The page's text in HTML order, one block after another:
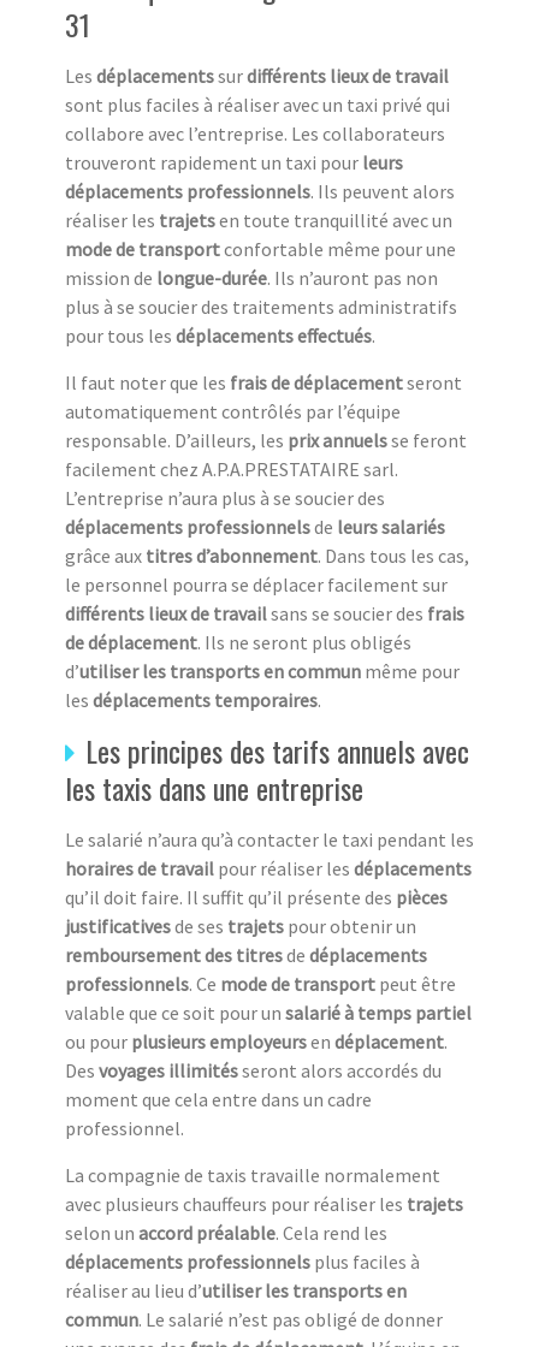
31
Les déplacementssurdifférents lieux de travail
sont plus faciles à réaliser avec un taxi privé qui
collabore avec l’entreprise. Les collaborateurs
trouveront rapidement un taxi pour leurs
déplacements professionnels. Ils peuvent alors
réaliser les trajetsen toute tranquillité avec un
mode de transportconfortable même pour une
mission de longue-durée. Ils n’auront pas non
plus à se soucier des traitements administratifs
pour tous les déplacements effectués.
Il faut noter que les frais de déplacementseront
automatiquement contrôlés par l’équipe
responsable. D’ailleurs, les prix annuelsse feront
facilement chez A.P.A.PRESTATAIRE sarl.
L’entreprise n’aura plus à se soucier des
déplacements professionnelsde leurs salariés
grâce aux titres d’abonnement. Dans tous les cas,
le personnel pourra se déplacer facilement sur
différents lieux de travailsans se soucier des frais
de déplacement. Ils ne seront plus obligés
d’utiliser les transports en commun même pour
les déplacements temporaires.
Les principes des tarifs annuels avec
les taxis dans une entreprise
Le salarié n’aura qu’à contacter le taxi pendant les
horaires de travail pour réaliser les déplacements
qu’il doit faire. Il suffit qu’il présente des pièces
justificativesde ses trajets pour obtenir un
remboursement des titresde déplacements
professionnels. Ce mode de transport peut être
valable que ce soit pour un salarié à temps partiel
ou pour plusieurs employeursen déplacement.
Des voyages illimitésseront alors accordés du
moment que cela entre dans un cadre
professionnel.
La compagnie de taxis travaille normalement
avec plusieurs chauffeurs pour réaliser les trajets
selon un accord préalable. Cela rend les
déplacements professionnels plus faciles à
réaliser au lieu d’utiliser les transports en
commun. Le salarié n’est pas obligé de donner